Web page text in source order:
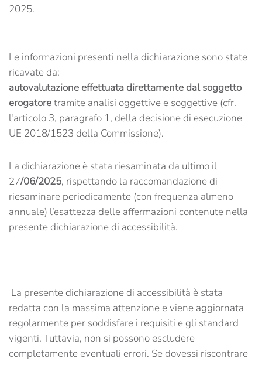
2025.
Le informazioni presenti nella dichiarazione sono state
ricavate da:
autovalutazione effettuata direttamente dal soggetto
erogatoretramite analisi oggettive e soggettive (cfr.
l'articolo 3, paragrafo 1, della decisione di esecuzione
UE 2018/1523 della Commissione).
La dichiarazione è stata riesaminata da ultimo il
27/06/2025, rispettando la raccomandazione di
riesaminare periodicamente (con frequenza almeno
annuale) l’esattezza delle affermazioni contenute nella
presente dichiarazione di accessibilità.
La presente dichiarazione di accessibilità è stata
redatta con la massima attenzione e viene aggiornata
regolarmente per soddisfare i requisiti e gli standard
vigenti. Tuttavia, non si possono escludere
completamente eventuali errori. Se dovessi riscontrare